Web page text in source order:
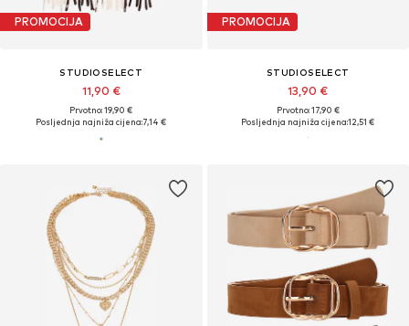
PROMOCIJA
STUDIOSELECT
11,90 €
Prvotno: 19,90 €
Posljednja najniža cijena:7,14 €
PROMOCIJA
STUDIOSELECT
13,90 €
Prvotno: 17,90 €
Posljednja najniža cijena:12,51 €